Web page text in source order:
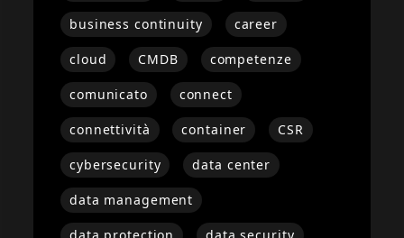
business continuity career
cloud CMDB competenze
comunicato connect
connettività container CSR
cybersecurity data center
data management